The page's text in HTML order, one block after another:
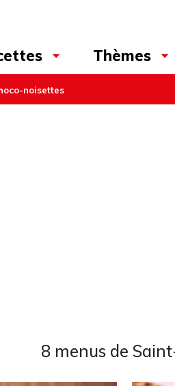
Thèmes
noisettes
8 menus de